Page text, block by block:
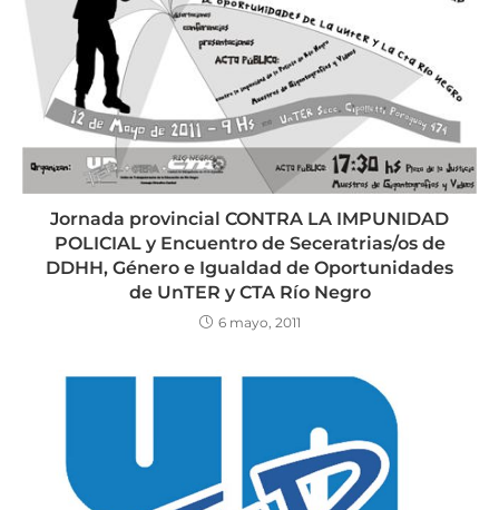
Jornada provincial CONTRA LA IMPUNIDAD
POLICIAL y Encuentro de Seceratrias/os de
DDHH, Género e Igualdad de Oportunidades
de UnTER y CTA Río Negro
6 mayo, 2011